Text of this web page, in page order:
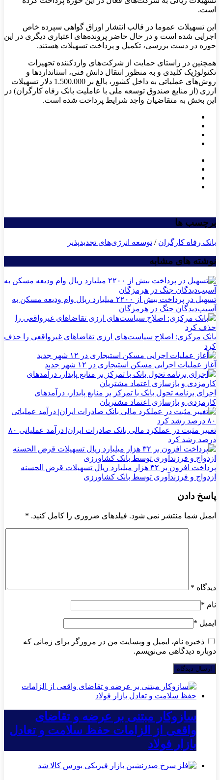
است.
این تسهیلات عموما در قالب انتشار اوراق گواهی سپرده خاص
اجرایی شده است و در حال حاضر پرونده‌های اعتباری دیگری در این
حوزه در دست بررسی، تکمیل و پرداخت تسهیلات هستند.
همچنین در راستای حمایت از شرکت‌های واردکننده تجهیزات
تکنولوژیک کلیدی و به منظور انتقال دانش فنی، استانداردها و
روش‌های عملیاتی به داخل کشور، بالغ بر 1.500.000 دلار تسهیلات
ارزی (از منابع صندوق توسعه ملی با عاملیت بانک رفاه کارگران) در
این بخش به متقاضیان واجد شرایط پرداخت شده است.
برچسب ها
بانک رفاه کارگران / توسعه انرژی‌‌های تجدیدپذیر
نوشته های مشابه
تسهیل در پرداخت بیش از ۲۲۰۰ میلیارد ریال وام ودیعه مسکن به
آسیب‌دیدگان جنگ در هرمزگان
بانک مرکزی: اصلاح سیاست‌های ارزی تقاضاهای غیرواقعی را حذف
کرد
آغاز عملیات اجرایی مسکن استیجاری در ۱۲ شهر جدید
اجرای برنامه تحول بانک با تمرکز بر منابع پایدار، درآمدهای
کارمزدی و بازسازی اعتماد مشتریان
تغییر مثبت در عملکرد مالی بانک صادرات ایران| درآمد عملیاتی ۸۰
درصد رشد کرد
پرداخت افزون بر ۳۲ هزار میلیارد ریال تسهیلات قرض الحسنه
ازدواج و فرزندآوری توسط بانک کشاورزی
پاسخ دادن
ایمیل شما منتشر نمی شود. فیلدهای ضروری را کامل کنید. *
دیدگاه *
نام *
ایمیل *
ذخیره نام، ایمیل و وبسایت من در مرورگر برای زمانی که
دوباره دیدگاهی می‌نویسم.
سازوکار مبتنی بر عرضه و تقاضای
واقعی از الزامات حفظ سلامت و تعادل
بازار فولاد